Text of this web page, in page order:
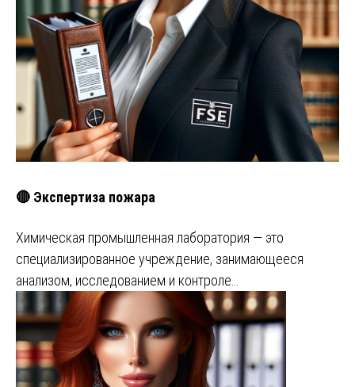
🔴 Экспертиза пожара
Химическая промышленная лаборатория — это
специализированное учреждение, занимающееся
анализом, исследованием и контроле…